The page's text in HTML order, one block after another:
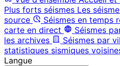
Plus forts séismes Les
source
Séismes en temps
carte en direct
Séismes
les archives
Séismes par
statistiques sismiques
Langue